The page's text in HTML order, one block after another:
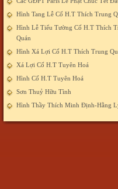
Hình Tang Lễ Cố H.T Thích Trung
Hình Lễ Tiểu Tường Cố H.T Thích
Quán
Hình Xá Lợi Cố H.T Thích Trung
Xá Lợi Cố H.T Tuyên Hoá
Hình Cố H.T Tuyên Hoá
Sơn Thuỷ Hữu Tình
Hình Thầy Thích Minh Định-Hằng